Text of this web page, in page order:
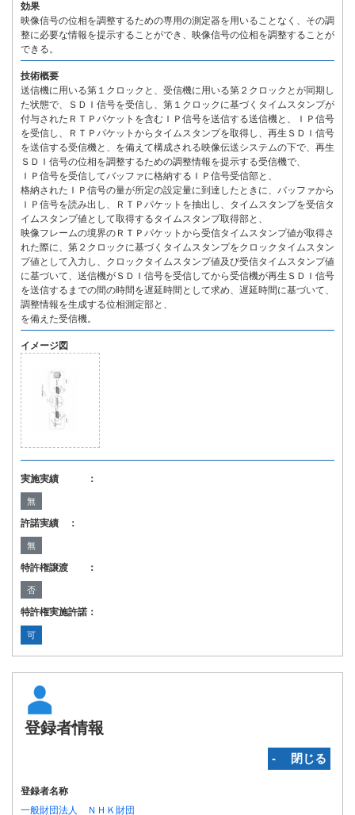
効果
映像信号の位相を調整するための専用の測定器を用いることなく、その調
整に必要な情報を提示することができ、映像信号の位相を調整することが
できる。
技術概要
送信機に用いる第１クロックと、受信機に用いる第２クロックとが同期し
た状態で、ＳＤＩ信号を受信し、第１クロックに基づくタイムスタンプが
付与されたＲＴＰパケットを含むＩＰ信号を送信する送信機と、ＩＰ信号
を受信し、ＲＴＰパケットからタイムスタンプを取得し、再生ＳＤＩ信号
を送信する受信機と、を備えて構成される映像伝送システムの下で、再生
ＳＤＩ信号の位相を調整するための調整情報を提示する受信機で、
ＩＰ信号を受信してバッファに格納するＩＰ信号受信部と、
格納されたＩＰ信号の量が所定の設定量に到達したときに、バッファから
ＩＰ信号を読み出し、ＲＴＰパケットを抽出し、タイムスタンプを受信タ
イムスタンプ値として取得するタイムスタンプ取得部と、
映像フレームの境界のＲＴＰパケットから受信タイムスタンプ値が取得さ
れた際に、第２クロックに基づくタイムスタンプをクロックタイムスタン
プ値として入力し、クロックタイムスタンプ値及び受信タイムスタンプ値
に基づいて、送信機がＳＤＩ信号を受信してから受信機が再生ＳＤＩ信号
を送信するまでの間の時間を遅延時間として求め、遅延時間に基づいて、
調整情報を生成する位相測定部と、
を備えた受信機。
イメージ図
実施実績 ：
無
許諾実績 ：
無
特許権譲渡 ：
否
特許権実施許諾：
可
登録者情報
‐ 閉じる
登録者名称
一般財団法人 ＮＨＫ財団